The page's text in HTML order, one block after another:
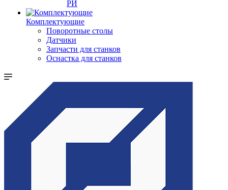
РИ
Комплектующие
Поворотные столы
Датчики
Запчасти для станков
Оснастка для станков